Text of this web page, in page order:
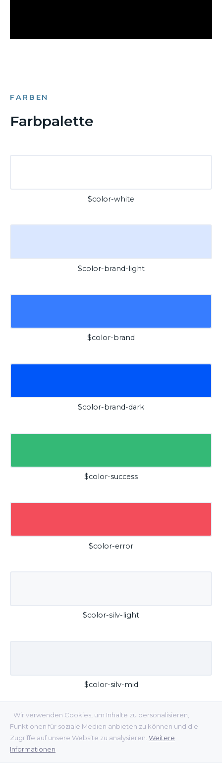
Wir verwenden Cookies, um Inhalte zu personalisieren,
Funktionen für soziale Medien anbieten zu können und die
Zugriffe auf unsere Website zu analysieren. Weitere
Informationen
FARBEN
Farbpalette
$color-white
$color-brand-light
$color-brand
$color-brand-dark
$color-success
$color-error
$color-silv-light
$color-silv-mid